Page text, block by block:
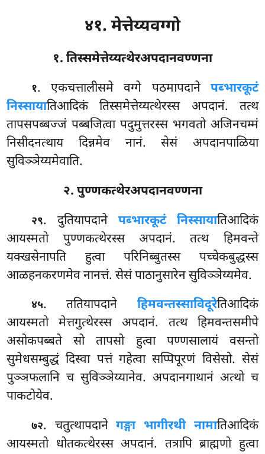
४१. मेत्तेय्यवग्गो
१. तिस्समेत्तेय्यत्थेरअपदानवण्णना
१. एकचत्तालीसमेवग्गे पठमापदाने पब्भारकूटं
निस्सायातिआदिकं तिस्समेत्तेय्यत्थेरस्स अपदानं. तत्थ
तापसपब्बज्जं पब्बजित्वा पदुमुत्तरस्स भगवतो अजिनचम्मं
निसीदनत्थाय दिन्नमेव नानं. सेसं अपदानपाळिया
सुविञ्ञेय्यमेवाति.
२. पुण्णकत्थेरअपदानवण्णना
२९. दुतियापदाने पब्भारकूटं निस्सायातिआदिकं
आयस्मतो पुण्णकत्थेरस्स अपदानं. तत्थ हिमवन्ते
यक्खसेनापति हुत्वा परिनिब्बुतस्स पच्चेकबुद्धस्स
आळहनकरणमेव नानत्तं. सेसं पाठानुसारेन सुविञ्ञेय्यमेव.
४५. ततियापदाने हिमवन्तस्साविदूरेतिआदिकं
आयस्मतो मेत्तगुत्थेरस्स अपदानं. तत्थ हिमवन्तसमीपे
असोकपब्बते सो तापसो हुत्वा पण्णसालायं वसन्तो
सुमेधसम्बुद्धं दिस्वा पत्तं गहेत्वा सप्पिपूरणं विसेसो. सेसं
पुञ्ञफलानि च सुविञ्ञेय्यानेव. अपदानगाथानं अत्थो च
पाकटोयेव.
७२. चतुत्थापदानेगङ्गा भागीरथी नामातिआदिकं
आयस्मतो धोतकत्थेरस्स अपदानं. तत्रापि ब्राह्मणो हुत्वा